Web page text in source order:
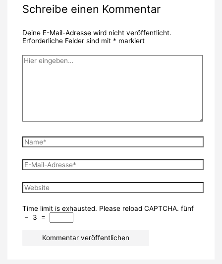
Schreibe einen Kommentar
Deine E-Mail-Adresse wird nicht veröffentlicht.
Erforderliche Felder sind mit * markiert
Hier
eingeben…
Name*
E-
Mail-
Website
Time limit is exhausted. Please reload CAPTCHA. fünf
−
3 =